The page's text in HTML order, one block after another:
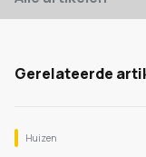
Gerelateerde
Huizen